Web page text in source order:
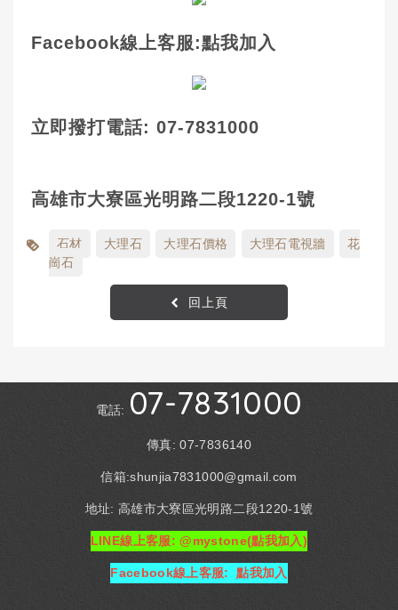
Facebook線上客服:點我加入
立即撥打電話: 07-7831000
高雄市大寮區光明路二段1220-1號
石材 大理石 大理石價格 大理石電視牆
花
崗石
回上頁
電話: 07-7831000
傳真: 07-7836140
信箱:shunjia7831000@gmail.com
地址: 高雄市大寮區光明路二段1220-1號
LINE線上客服: @mystone(點我加入)
Facebook線上客服: 點我加入